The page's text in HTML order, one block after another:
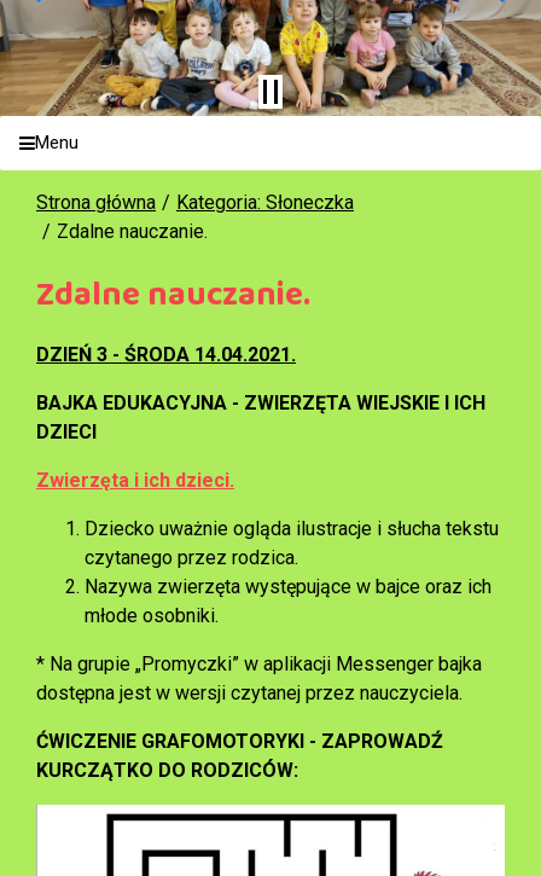
Menu
Strona główna
Kategoria: Słoneczka
Zdalne nauczanie.
Zdalne nauczanie.
DZIEŃ 3 - ŚRODA 14.04.2021.
BAJKA EDUKACYJNA - ZWIERZĘTA WIEJSKIE I ICH
DZIECI
Zwierzęta i ich dzieci.
Dziecko uważnie ogląda ilustracje i słucha tekstu
czytanego przez rodzica.
Nazywa zwierzęta występujące w bajce oraz ich
młode osobniki.
* Na grupie „Promyczki” w aplikacji Messenger bajka
dostępna jest w wersji czytanej przez nauczyciela.
ĆWICZENIE GRAFOMOTORYKI - ZAPROWADŹ
KURCZĄTKO DO RODZICÓW: